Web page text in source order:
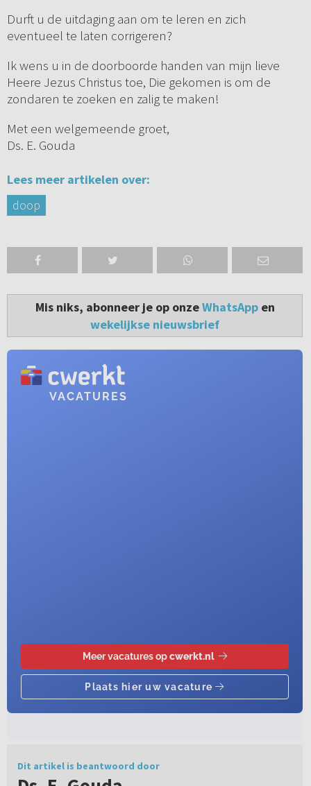
Durft u de uitdaging aan om te leren en zich
eventueel te laten corrigeren?
Ik wens u in de doorboorde handen van mijn lieve
Heere Jezus Christus toe, Die gekomen is om de
zondaren te zoeken en zalig te maken!
Met een welgemeende groet,
Ds. E. Gouda
Lees meer artikelen over:
doop
Mis niks, abonneer je op onzeWhatsAppen
wekelijkse nieuwsbrief
Dit artikel is beantwoord door